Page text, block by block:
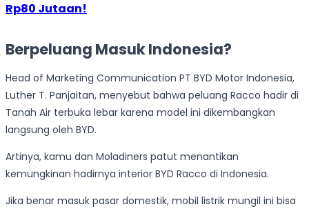
Rp80 Jutaan!
Berpeluang Masuk Indonesia?
Head of Marketing Communication PT BYD Motor Indonesia,
Luther T. Panjaitan, menyebut bahwa peluang Racco hadir di
Tanah Air terbuka lebar karena model ini dikembangkan
langsung oleh BYD.
Artinya, kamu dan Moladiners patut menantikan
kemungkinan hadirnya interior BYD Racco di Indonesia.
Jika benar masuk pasar domestik, mobil listrik mungil ini bisa